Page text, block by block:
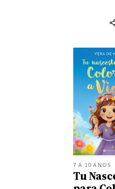
7 A 10 ANOS
Tu